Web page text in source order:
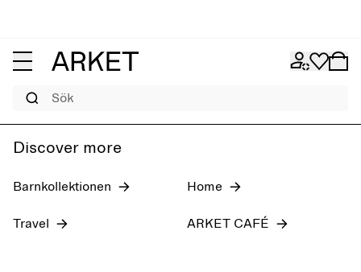
Discover more
Barnkollektionen Home
Travel ARKET CAFÉ